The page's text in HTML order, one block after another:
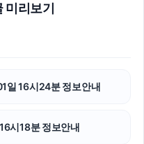
수원법무법인
용인이혼전문변호사
미리보기
일 16시24분 정보안내
시18분 정보안내